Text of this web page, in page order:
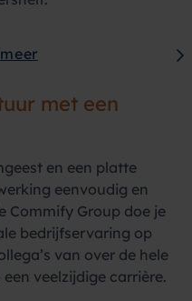
met een
en een platte
eenvoudig en
Commify Group doe je
bedrijfservaring op
van over de hele
veelzijdige carrière.